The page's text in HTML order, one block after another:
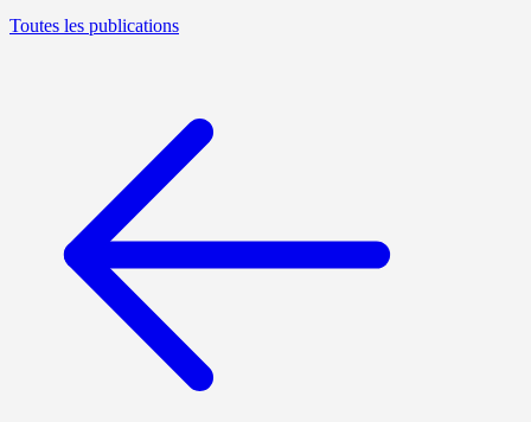
Toutes les publications